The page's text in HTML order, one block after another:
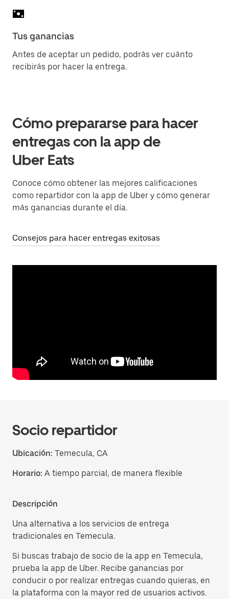
Tus ganancias
Antes de aceptar un pedido, podrás ver cuánto
recibirás por hacer la entrega.
Cómo prepararse para hacer
entregas con la app de
Uber Eats
Conoce cómo obtener las mejores calificaciones
como repartidor con la app de Uber y cómo generar
más ganancias durante el día.
Consejos para hacer entregas exitosas
Socio repartidor
Ubicación: Temecula, CA
Horario: A tiempo parcial, de manera flexible
Descripción
Una alternativa a los servicios de entrega
tradicionales en Temecula.
Si buscas trabajo de socio de la app en Temecula,
prueba la app de Uber. Recibe ganancias por
conducir o por realizar entregas cuando quieras, en
la plataforma con la mayor red de usuarios activos.